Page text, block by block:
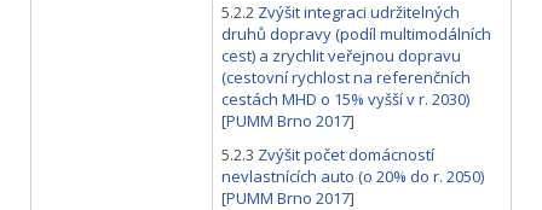
5.2.2 Zvýšit integraci udržitelných
druhů dopravy (podíl multimodálních
cest) a zrychlit veřejnou dopravu
(cestovní rychlost na referenčních
cestách MHD o 15% vyšší v r. 2030)
[PUMM Brno 2017]
5.2.3 Zvýšit počet domácností
nevlastnících auto (o 20% do r. 2050)
[PUMM Brno 2017]